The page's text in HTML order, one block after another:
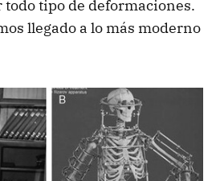
tipo de deformaciones.
llegado a lo más moderno